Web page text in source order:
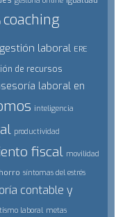
coaching
gestión laboral ERE
de recursos
laboral en
inteligencia
productividad
fiscal movilidad
síntomas del estrés
contable y
laboral metas